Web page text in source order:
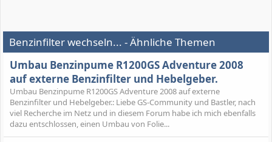
Benzinfilter wechseln... - Ähnliche Themen
Umbau Benzinpume R1200GS Adventure 2008
auf externe Benzinfilter und Hebelgeber.
Umbau Benzinpume R1200GS Adventure 2008 auf externe
Benzinfilter und Hebelgeber.: Liebe GS-Community und Bastler, nach
viel Recherche im Netz und in diesem Forum habe ich mich ebenfalls
dazu entschlossen, einen Umbau von Folie...